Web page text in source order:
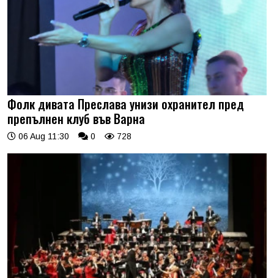
Фолк дивата Преслава унизи охранител пред
препълнен клуб във Варна
06 Aug 11:30 0 728